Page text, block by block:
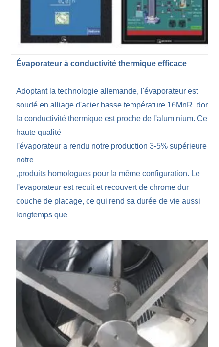
Évaporateur à conductivité thermique efficace
Adoptant la technologie allemande, l'évaporateur est
soudé en alliage d'acier basse température 16MnR, dont
la conductivité thermique est proche de l'aluminium. Cette
haute qualité
l'évaporateur a rendu notre production 3-5% supérieure à
notre
‚produits homologues pour la même configuration. Le
l'évaporateur est recuit et recouvert de chrome dur
couche de placage, ce qui rend sa durée de vie aussi
longtemps que